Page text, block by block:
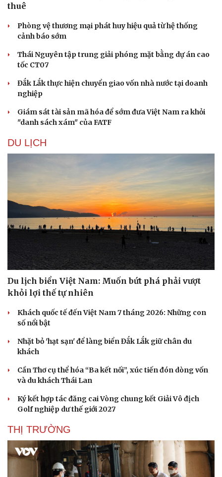
Văn hóa
Sân khấu - Điện ảnh
Văn học
Di sản
Nghệ sĩ
Thời trang
Sao Việt
thuê
Phòng vệ thương mại phát huy hiệu quả từ hệ thống
cảnh báo sớm
Thái Nguyên tập trung giải phóng mặt bằng dự án cao
tốc CT07
Đắk Lắk thực hiện chuyển giao vốn nhà nước tại doanh
nghiệp
Giám sát tài sản mã hóa để sớm đưa Việt Nam ra khỏi
"danh sách xám" của FATF
DU LỊCH
Du lịch biển Việt Nam: Muốn bứt phá phải vượt
khỏi lợi thế tự nhiên
Khách quốc tế đến Việt Nam 7 tháng 2026: Những con
số nổi bật
Nhặt bỏ 'hạt sạn' để làng biển Đắk Lắk giữ chân du
khách
Cần Thơ cụ thể hóa “Ba kết nối”, xúc tiến đón dòng vốn
và du khách Thái Lan
Ký kết hợp tác đăng cai Vòng chung kết Giải Vô địch
Golf nghiệp dư thế giới 2027
THỊ TRƯỜNG